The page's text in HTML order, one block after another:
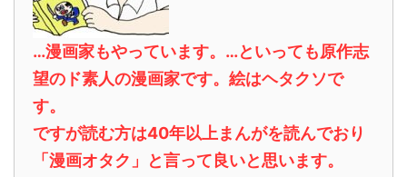
…漫画家もやっています。…といっても原作志
望のド素人の漫画家です。絵はヘタクソで
す。
ですが読む方は40年以上まんがを読んでおり
「漫画オタク」と言って良いと思います。